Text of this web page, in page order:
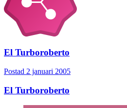
El Turboroberto
Postad 2 januari 2005
El Turboroberto